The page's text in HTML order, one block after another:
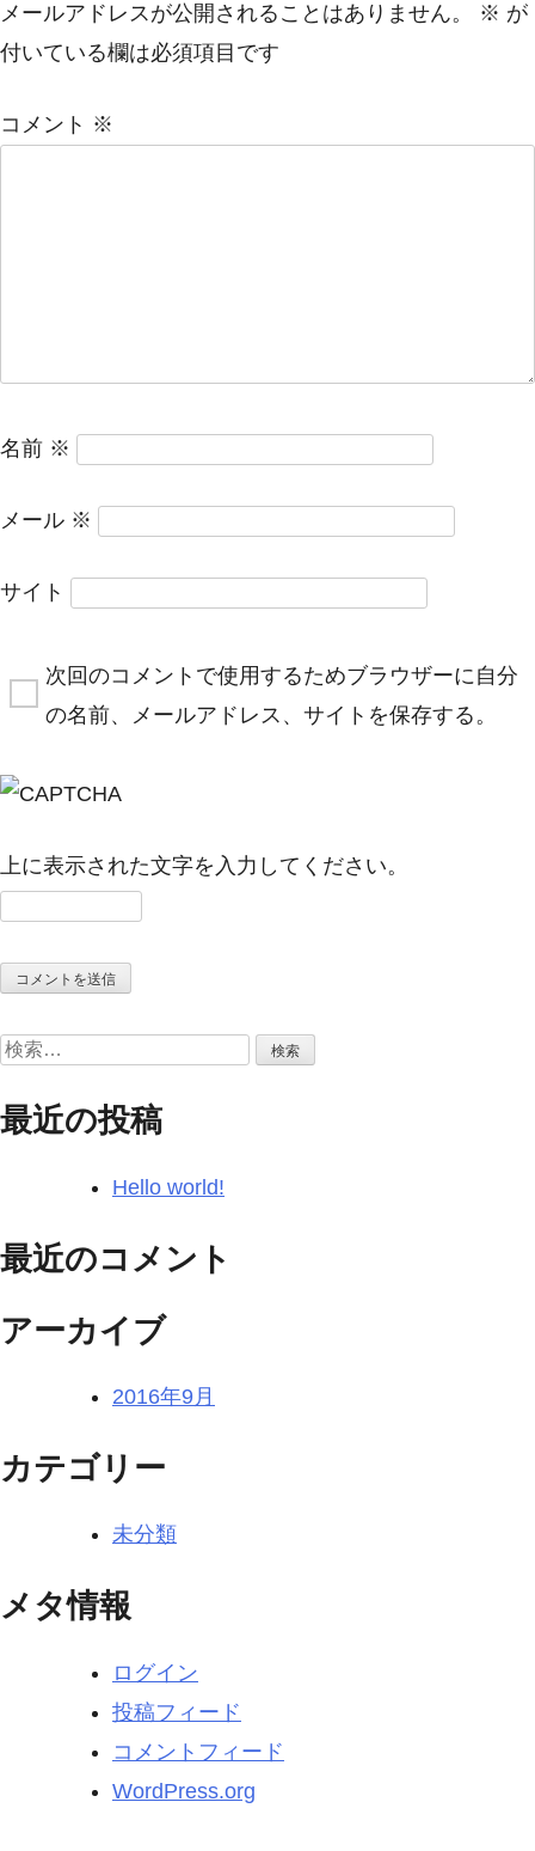
ゲ
ー
シ
ョ
メールアドレスが公開されることはありません。 ※ が
付いている欄は必須項目です
コメント ※
名前 ※
メール ※
サイト
次回のコメントで使用するためブラウザーに自分
の名前、メールアドレス、サイトを保存する。
上に表示された文字を入力してください。
検
最近の投稿
Hello world!
最近のコメント
アーカイブ
2016年9月
カテゴリー
未分類
メタ情報
ログイン
投稿フィード
コメントフィード
WordPress.org